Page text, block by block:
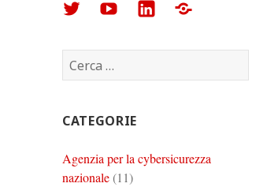
Arturo
Corinto
su
Arturo
Corinto
su
Arturo
su
Foto
Ricerca
per:
CATEGORIE
Agenzia per la cybersicurezza
nazionale(11)